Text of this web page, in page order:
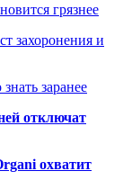
грязнее
захоронения и
заранее
отключат
охватит